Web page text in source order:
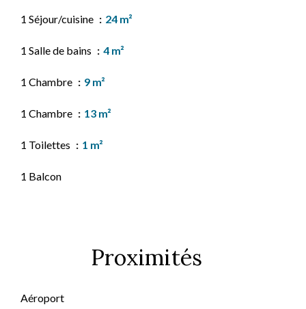
1 Séjour/cuisine 24 m²
1 Salle de bains 4 m²
1 Chambre 9 m²
1 Chambre 13 m²
1 Toilettes 1 m²
1 Balcon
Proximités
Aéroport